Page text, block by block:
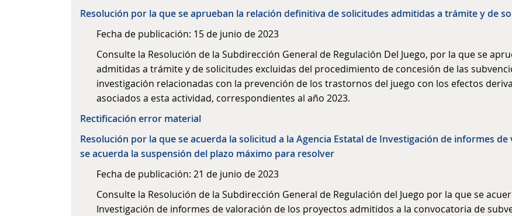
Resolución por la que se aprueban la relación definitiva de solicitudes admitidas a trámite y de
Fecha de publicación: 15 de junio de 2023
Consulte la Resolución de la Subdirección General de Regulación Del Juego, por la que se
admitidas a trámite y de solicitudes excluidas del procedimiento de concesión de las
investigación relacionadas con la prevención de los trastornos del juego con los efectos
asociados a esta actividad, correspondientes al año 2023.
Rectificación error material
Resolución por la que se acuerda la solicitud a la Agencia Estatal de Investigación de informes
se acuerda la suspensión del plazo máximo para resolver
Fecha de publicación: 21 de junio de 2023
Consulte la Resolución de la Subdirección General de Regulación del Juego por la que se
Investigación de informes de valoración de los proyectos admitidos a la convocatoria de